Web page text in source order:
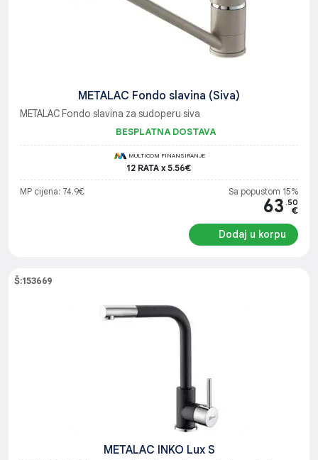
METALAC Fondo slavina (Siva)
METALAC Fondo slavina za sudoperu siva
BESPLATNA DOSTAVA
MULTICOM FINANSIRANJE
12 RATA x 5.56€
MP cijena: 74.9€ Sa popustom 15%
63 .50
€
Dodaj u korpu
Š:153669
METALAC INKO Lux S